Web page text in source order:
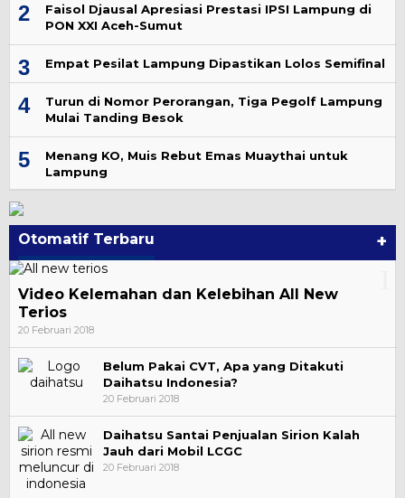
2
Faisol Djausal Apresiasi Prestasi IPSI Lampung di
PON XXI Aceh-Sumut
3 Empat Pesilat Lampung Dipastikan Lolos Semifinal
4
Turun di Nomor Perorangan, Tiga Pegolf Lampung
Mulai Tanding Besok
5
Menang KO, Muis Rebut Emas Muaythai untuk
Lampung
Otomatif Terbaru +
Video Kelemahan dan Kelebihan All New
Terios
20 Februari 2018
Belum Pakai CVT, Apa yang Ditakuti
Daihatsu Indonesia?
20 Februari 2018
Daihatsu Santai Penjualan Sirion Kalah
Jauh dari Mobil LCGC
20 Februari 2018